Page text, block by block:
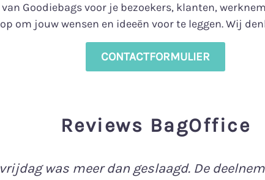
Goodiebags voor je bezoekers, klanten,
om jouw wensen en ideeën voor te leggen. Wij
CONTACTFORMULIER
Reviews BagOffice
vrijdag was meer dan geslaagd. De